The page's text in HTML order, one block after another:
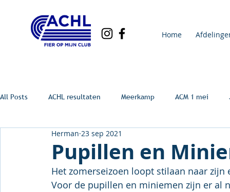
Home
All Posts ACHL resultaten Meerkamp ACM 1 mei
Pupillen en
Herman 23 sep 2021
Het zomerseizoen loopt stilaan naar zijn
Voor de pupillen en miniemen zijn er al